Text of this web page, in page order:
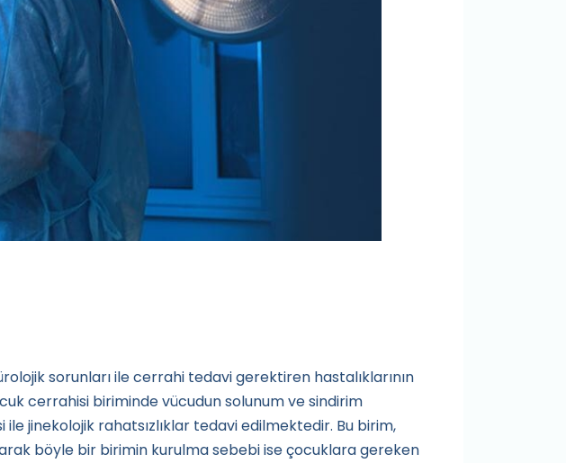
sorunları ile cerrahi tedavi gerektiren hastalıklarının
cerrahisi biriminde vücudun solunum ve sindirim
jinekolojik rahatsızlıklar tedavi edilmektedir. Bu birim,
böyle bir birimin kurulma sebebi ise çocuklara gereken